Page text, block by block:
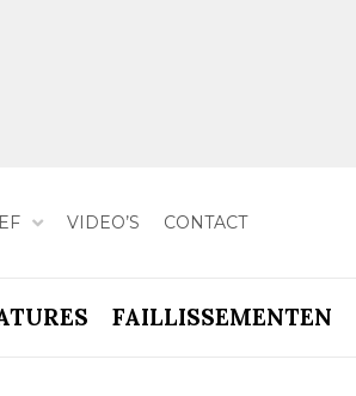
VIDEO’S CONTACT
FAILLISSEMENTEN